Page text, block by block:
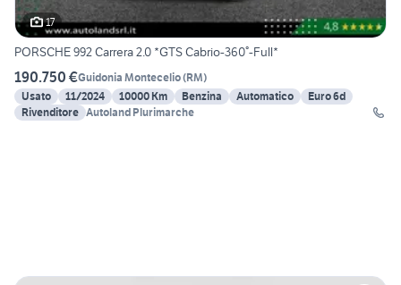
17
PORSCHE 992 Carrera 2.0 *GTS Cabrio-360°-Full*
190.750 €Guidonia Montecelio(RM)
Usato
11/2024 10000 Km Benzina Automatico
Euro 6d
Rivenditore Autoland Plurimarche